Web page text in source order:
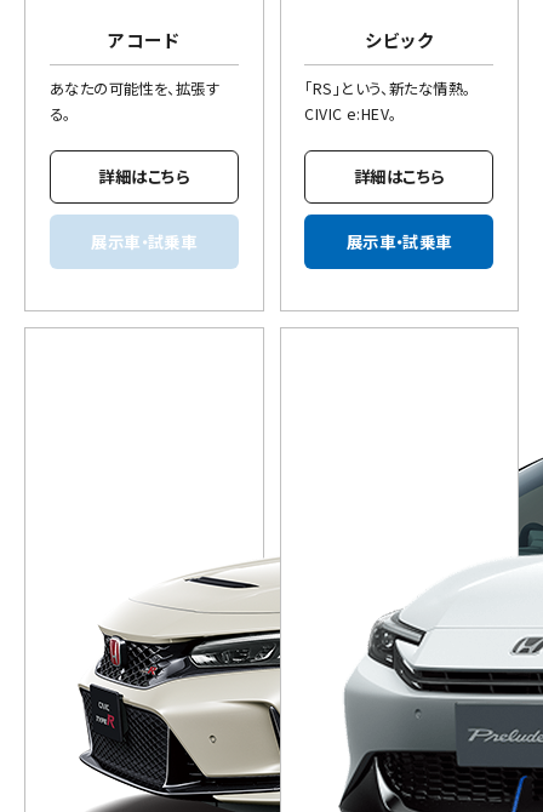
アコード
あなたの可能性を、拡張す
る。
詳細はこちら
展示車・試乗車
シビック
「RS」という、新たな情熱。
CIVIC e:HEV。
詳細はこちら
展示車・試乗車